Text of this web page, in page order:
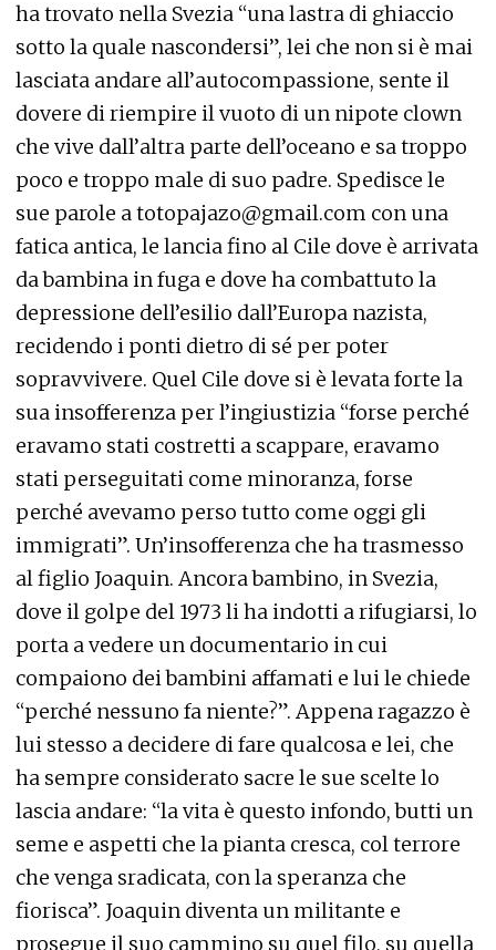
ha trovato nella Svezia “una lastra di ghiaccio
sotto la quale nascondersi”, lei che non si è mai
lasciata andare all’autocompassione, sente il
dovere di riempire il vuoto di un nipote clown
che vive dall’altra parte dell’oceano e sa troppo
poco e troppo male di suo padre. Spedisce le
sue parole a totopajazo@gmail.com con una
fatica antica, le lancia fino al Cile dove è arrivata
da bambina in fuga e dove ha combattuto la
depressione dell’esilio dall’Europa nazista,
recidendo i ponti dietro di sé per poter
sopravvivere. Quel Cile dove si è levata forte la
sua insofferenza per l’ingiustizia “forse perché
eravamo stati costretti a scappare, eravamo
stati perseguitati come minoranza, forse
perché avevamo perso tutto come oggi gli
immigrati”. Un’insofferenza che ha trasmesso
al figlio Joaquin. Ancora bambino, in Svezia,
dove il golpe del 1973 li ha indotti a rifugiarsi, lo
porta a vedere un documentario in cui
compaiono dei bambini affamati e lui le chiede
“perché nessuno fa niente?”. Appena ragazzo è
lui stesso a decidere di fare qualcosa e lei, che
ha sempre considerato sacre le sue scelte lo
lascia andare: “la vita è questo infondo, butti un
seme e aspetti che la pianta cresca, col terrore
che venga sradicata, con la speranza che
fiorisca”. Joaquin diventa un militante e
prosegue il suo cammino su quel filo, su quella